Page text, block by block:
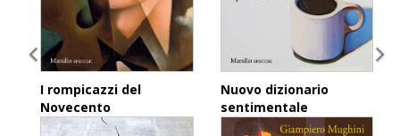
I rompicazzi del
Novecento
Nuovo dizionario
sentimentale